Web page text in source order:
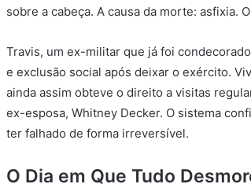
sobre a cabeça. A causa da morte: asfixia.
Travis, um ex-militar que já foi
e exclusão social após deixar o exército.
ainda assim obteve o direito a visitas
ex-esposa, Whitney Decker. O sistema
ter falhado de forma irreversível.
O Dia em Que Tudo